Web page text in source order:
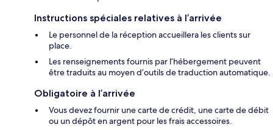
Instructions spéciales relatives à l’arrivée
Le personnel de la réception accueillera les clients sur
place.
Les renseignements fournis par l’hébergement peuvent
être traduits au moyen d’outils de traduction automatique.
Obligatoire à l’arrivée
Vous devez fournir une carte de crédit, une carte de débit
ou un dépôt en argent pour les frais accessoires.